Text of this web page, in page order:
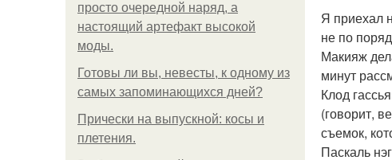
просто очередной наряд, а
настоящий артефакт высокой
моды.
Готовы ли вы, невесты, к одному из
самых запоминающихся дней?
Прически на выпускной: косы и
плетения.
Я приехал
не по
Макияж
минут
Клод
(говорит,
съемок,
Паскаль